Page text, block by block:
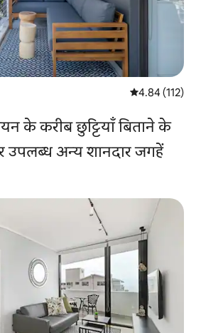
औसत रेटिंग 5 में से
4.84 (112)
के करीब छुट्टियाँ बिताने के
उपलब्ध अन्य शानदार जगहें